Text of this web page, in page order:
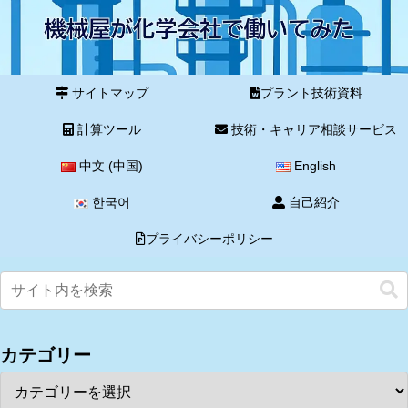
サイトマップ プラント技術資料
計算ツール 技術・キャリア相談サービス
中文 (中国) English
한국어 自己紹介
プライバシーポリシー
カテゴリー